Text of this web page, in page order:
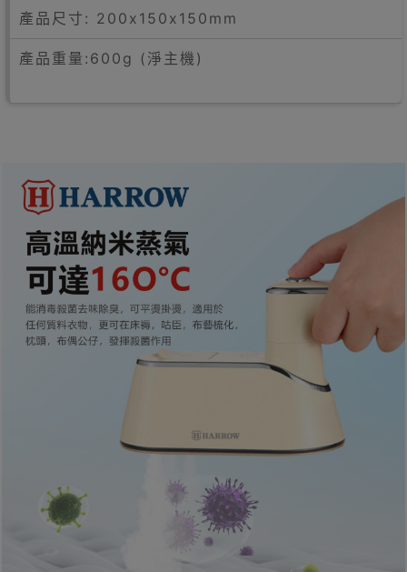
產品尺寸: 200x150x150mm
產品重量:600g (淨主機)